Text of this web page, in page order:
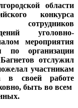
области
конкурса
сотрудников
уголовно-
мероприятия
по организации
отслужил
участникам
в своей работе
быть во всем